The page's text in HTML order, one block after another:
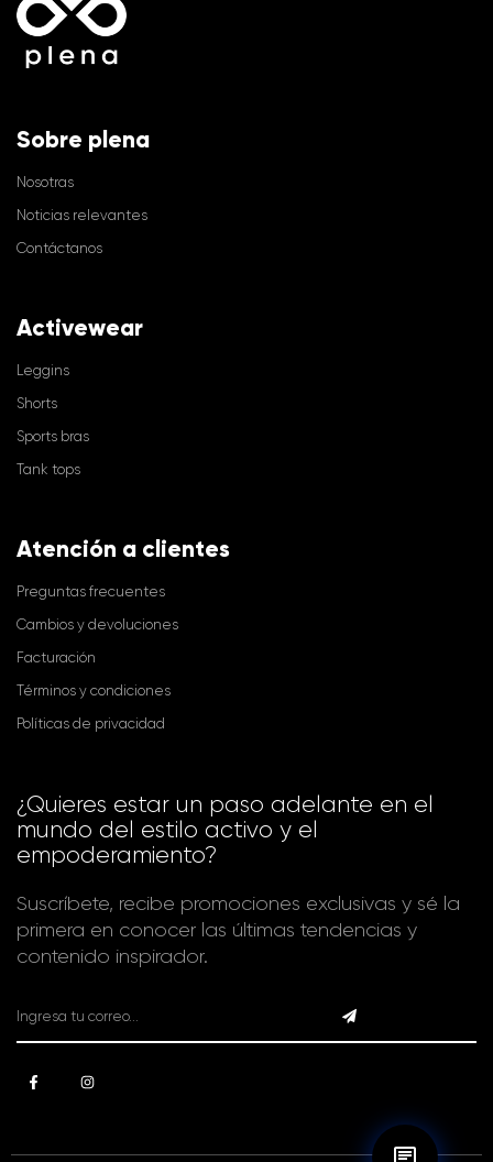
Sobre plena
Nosotras
Noticias relevantes
Contáctanos
Activewear
Leggins
Shorts
Sports bras
Tank tops
Atención a clientes
Preguntas frecuentes
Cambios y devoluciones
Facturación
Términos y condiciones
Políticas de privacidad
¿Quieres estar un paso adelante en el
mundo del estilo activo y el
empoderamiento?
Suscríbete, recibe promociones exclusivas y sé la
primera en conocer las últimas tendencias y
contenido inspirador.